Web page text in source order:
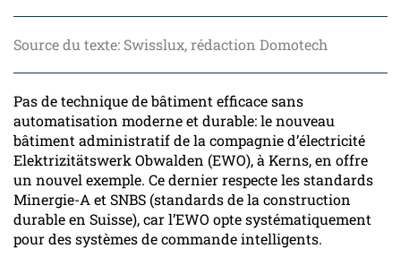
Source du texte: Swisslux, rédaction Domotech
Pas de technique de bâtiment efficace sans
automatisation moderne et durable: le nouveau
bâtiment administratif de la compagnie d’électricité
Elektrizitätswerk Obwalden (EWO), à Kerns, en offre
un nouvel exemple. Ce dernier respecte les standards
Minergie-A et SNBS (standards de la construction
durable en Suisse), car l’EWO opte systématiquement
pour des systèmes de commande intelligents.